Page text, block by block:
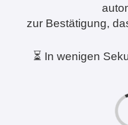
zur Bestätigung,
⏳ In wenigen